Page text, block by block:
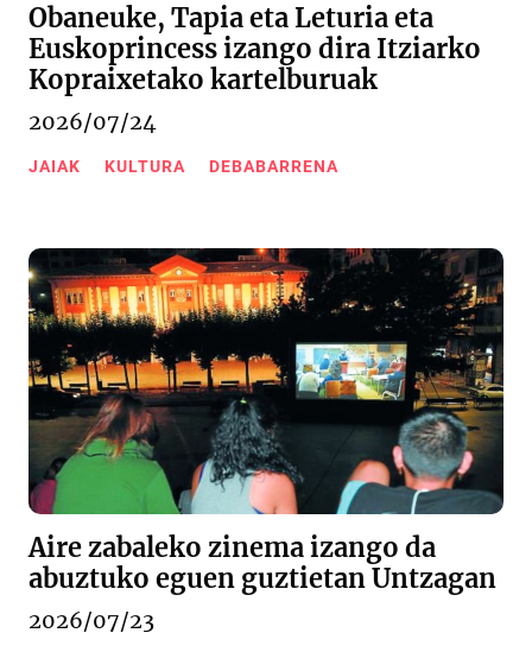
Obaneuke, Tapia eta Leturia eta
Euskoprincess izango dira Itziarko
Kopraixetako kartelburuak
2026/07/24
JAIAK KULTURA DEBABARRENA
Aire zabaleko zinema izango da
abuztuko eguen guztietan Untzagan
2026/07/23